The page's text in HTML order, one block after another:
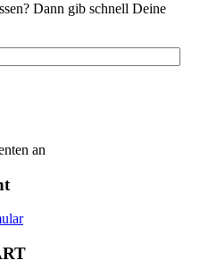
Dann gib schnell Deine
an